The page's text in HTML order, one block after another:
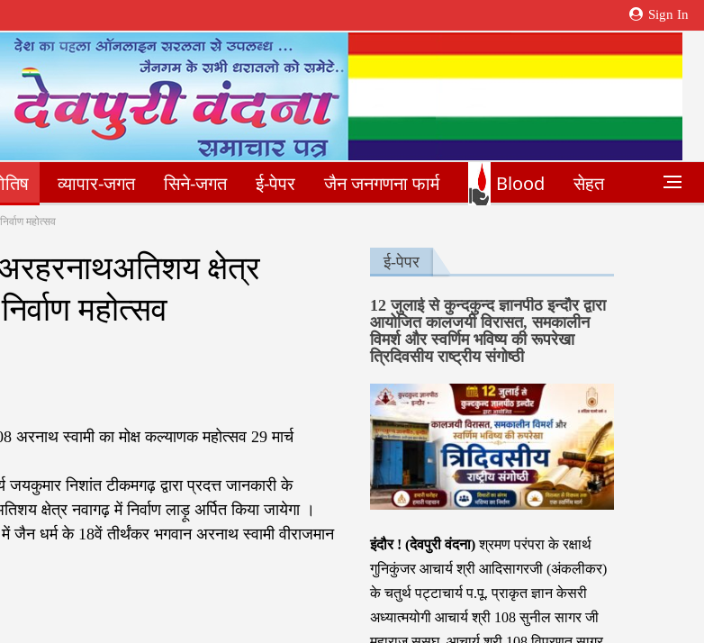
Sign In
व्यापार-जगत सिने-जगत ई-पेपर जैन जनगणना फार्म Blood
सेहत
गैलेरी
महोत्सव
क्षेत्र
महोत्सव
स्वामी का मोक्ष कल्याणक महोत्सव 29 मार्च
जयकुमार निशांत टीकमगढ़ द्वारा प्रदत्त जानकारी के
क्षेत्र नवागढ़ में निर्वाण लाड़ू अर्पित किया जायेगा ।
धर्म के 18वें तीर्थंकर भगवान अरनाथ स्वामी वीराजमान
ई-पेपर
12 जुलाई से कुन्दकुन्द ज्ञानपीठ इन्दौर द्वारा
आयोजित कालजयी विरासत, समकालीन
विमर्श और स्वर्णिम भविष्य की रूपरेखा
त्रिदिवसीय राष्ट्रीय संगोष्ठी
इंदौर ! (देवपुरी वंदना)श्रमण परंपरा के रक्षार्थ
गुनिकुंजर आचार्य श्री आदिसागरजी (अंकलीकर)
के चतुर्थ पट्टाचार्य प.पू. प्राकृत ज्ञान केसरी
अध्यात्मयोगी आचार्य श्री 108 सुनील सागर जी